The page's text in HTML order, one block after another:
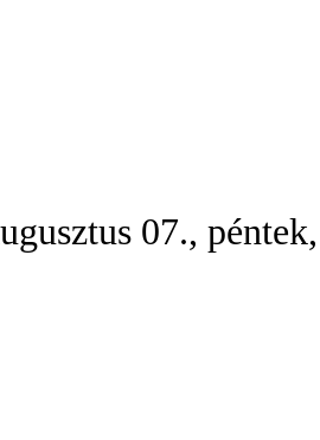
07.,